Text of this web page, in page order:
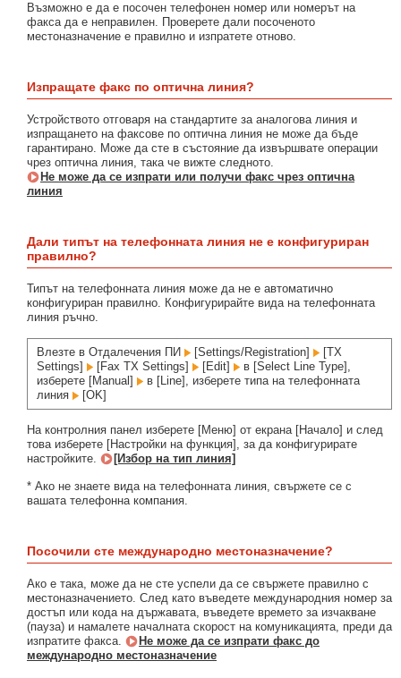
Възможно е да е посочен телефонен номер или номерът на
факса да е неправилен. Проверете дали посоченото
местоназначение е правилно и изпратете отново.
Изпращате факс по оптична линия?
Устройството отговаря на стандартите за аналогова линия и
изпращането на факсове по оптична линия не може да бъде
гарантирано. Може да сте в състояние да извършвате операции
чрез оптична линия, така че вижте следното.
Не може да се изпрати или получи факс чрез оптична
линия
Дали типът на телефонната линия не е конфигуриран
правилно?
Типът на телефонната линия може да не е автоматично
конфигуриран правилно. Конфигурирайте вида на телефонната
линия ръчно.
Влезте в Отдалечения ПИ [Settings/Registration]
[TX
Settings]
[Fax TX Settings] [Edit]
в [Select Line Type],
изберете [Manual]
в [Line], изберете типа на телефонната
линия
[OK]
На контролния панел изберете [Меню] от екрана [Начало] и след
това изберете [Настройки на функция], за да конфигурирате
настройките.
[Избор на тип линия]
* Ако не знаете вида на телефонната линия, свържете се с
вашата телефонна компания.
Посочили сте международно местоназначение?
Ако е така, може да не сте успели да се свържете правилно с
местоназначението. След като въведете международния номер за
достъп или кода на държавата, въведете времето за изчакване
(пауза) и намалете началната скорост на комуникацията, преди да
изпратите факса.
Не може да се изпрати факс до
международно местоназначение